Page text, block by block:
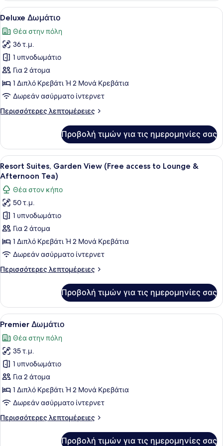
Προβολή
όλων
των
φωτογραφιών
για
Deluxe
Δωμάτιο
Ένα δωμάτιο ξενοδοχείου με ένα
5
Deluxe Δωμάτιο
Θέα στην πόλη
36 τ.μ.
1 υπνοδωμάτιο
Για 2 άτομα
1 Διπλό Κρεβάτι Ή 2 Μονά Κρεβάτια
Δωρεάν ασύρματο ίντερνετ
Περισσότερες λεπτομέρειες
Περισσότερες
Δωμάτιο
Προβολή τιμών για τις ημερομηνίες σας
Προβολή
όλων
των
φωτογραφιών
για
Resort
Suites,
Garden
View
access
&
Afternoon
Tea)
Ένα δωμάτιο ξενοδοχείου με ένα
10
Resort Suites, Garden View (Free access to Lounge &
Afternoon Tea)
Θέα στον κήπο
50 τ.μ.
1 υπνοδωμάτιο
Για 2 άτομα
1 Διπλό Κρεβάτι Ή 2 Μονά Κρεβάτια
Δωρεάν ασύρματο ίντερνετ
Περισσότερες λεπτομέρειες
Περισσότερες
Suites,
Garden
View
access
to
Lounge
&
Afternoon
Tea)
Προβολή τιμών για τις ημερομηνίες σας
Προβολή
όλων
των
φωτογραφιών
για
Premier
Δωμάτιο
Ένα δωμάτιο ξενοδοχείου με ένα
8
Premier Δωμάτιο
Θέα στην πόλη
35 τ.μ.
1 υπνοδωμάτιο
Για 2 άτομα
1 Διπλό Κρεβάτι Ή 2 Μονά Κρεβάτια
Δωρεάν ασύρματο ίντερνετ
Περισσότερες λεπτομέρειες
Περισσότερες
Προβολή τιμών για τις ημερομηνίες σας